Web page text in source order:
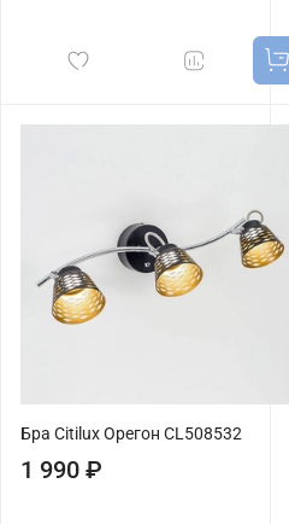
Бра Citilux Орегон CL508532
1 990 ₽